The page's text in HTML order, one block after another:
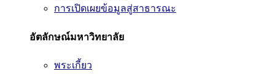
การเปิดเผยข้อมูลสู่สาธารณะ
อัตลักษณ์มหาวิทยาลัย
พระเกี้ยว